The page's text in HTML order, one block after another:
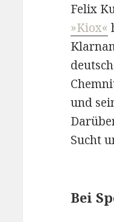
Felix
»Kiox«
und
Sucht
Bei